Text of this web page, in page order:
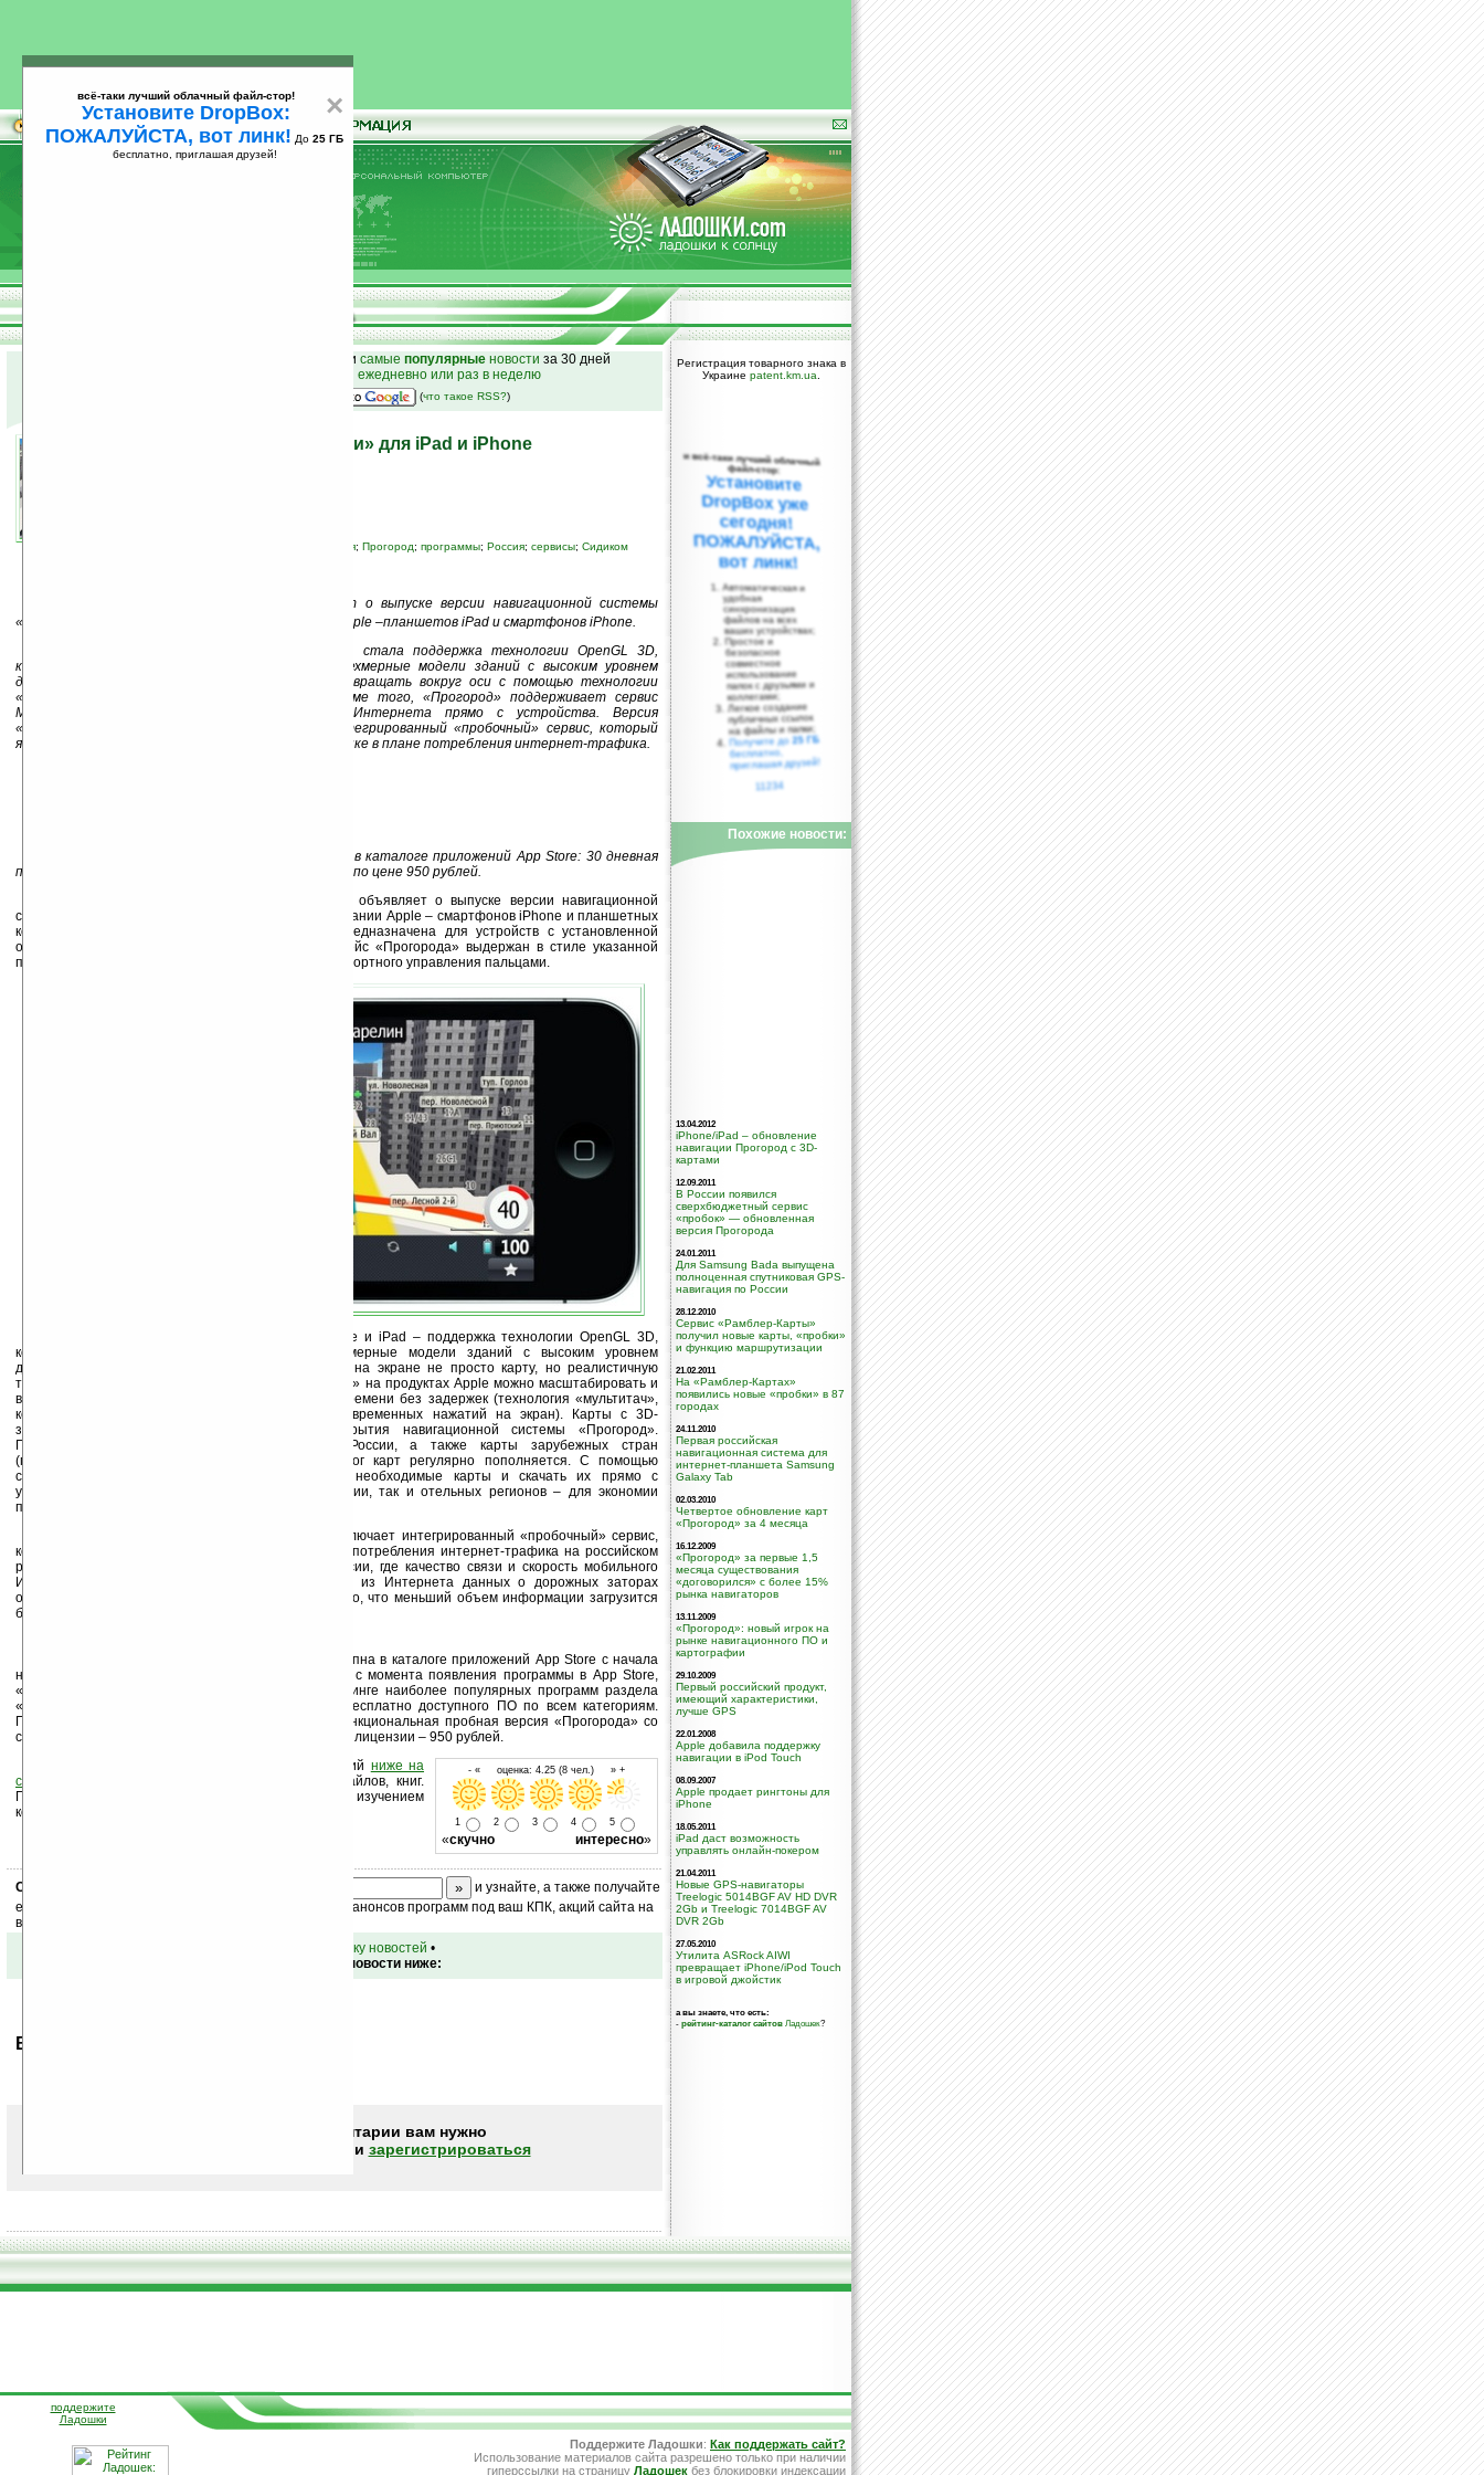
25
и самые популярные новости за 30 дней
на email ежедневно или раз в неделю
(что такое RSS?)
3D-навигация с «пробками» для iPad и iPhone
навигация; Прогород; программы; Россия; сервисы; Сидиком
омпания «Сидиком Навигация» объявляет о выпуске версии навигационной системы
«Прогород» для мобильных устройств компании Apple –планшетов iPad и смартфонов iPhone.
Особенностями новой версии «Прогорода» стала поддержка технологии OpenGL 3D,
которая позволяет отображать на картах трехмерные модели зданий с высоким уровнем
детализации; карты можно масштабировать и вращать вокруг оси с помощью технологии
«мультитач» в режиме реального времени. Кроме того, «Прогород» поддерживает сервис
MapStore, позволяющий скачивать карты из Интернета прямо с устройства. Версия
«Прогорода» для продуктов Apple включает интегрированный «пробочный» сервис, который
является наиболее экономичным на российском рынке в плане потребления интернет-трафика.
«Прогород» для iPhone и iPad уже доступен в каталоге приложений App Store: 30 дневная
полнофункциональная демо-версия и полная версия по цене 950 рублей.
Российская компания «Сидиком Навигация» объявляет о выпуске версии навигационной
системы «Прогород» для мобильных устройств компании Apple – смартфонов iPhone и планшетных
компьютеров iPad. Новая версия «Прогорода» предназначена для устройств с установленной
операционной системой iOS 4.1 и выше. Интерфейс «Прогорода» выдержан в стиле указанной
программной платформы и оптимизирован для комфортного управления пальцами.
Особенность версии «Прогорода» для iPhone и iPad – поддержка технологии OpenGL 3D,
которая позволяет отображать на картах трехмерные модели зданий с высоким уровнем
детализации. Таким образом, пользователь видит на экране не просто карту, но реалистичную
трёхмерную схему местности. 3D-карты «Прогорода» на продуктах Apple можно масштабировать и
вращать с помощью жестов в режиме реального времени без задержек (технология «мультитач»,
которая позволяет обрабатывать несколько одновременных нажатий на экран). Карты с 3D-
зданиями доступны для всей территории покрытия навигационной системы «Прогород».
Пользователям «Прогорода» доступны карты России, а также карты зарубежных стран
(поддерживается стандарт OpenStreetMap). Каталог карт регулярно пополняется. С помощью
сервиса MapStore пользователь может выбрать необходимые карты и скачать их прямо с
устройства. Возможна загрузка как карт всей России, так и отельных регионов – для экономии
памяти.
Версия «Прогорода» для продуктов Apple включает интегрированный «пробочный» сервис,
который является наиболее экономичным в плане потребления интернет-трафика на российском
рынке. В ряде случаев (например, в регионах России, где качество связи и скорость мобильного
Интернета нестабильны) количество загружаемых из Интернета данных о дорожных заторах
оказывает влияние на качество навигации: очевидно, что меньший объем информации загрузится
быстрее.
Версия «Прогорода» для iPhone и iPad доступна в каталоге приложений App Store с начала
ноября 2011 года. За первую неделю, прошедшую с момента появления программы в App Store,
«Прогороду» удалось занять первое место в рейтинге наиболее популярных программ раздела
«Навигация»; программа также попала в Топ-10 бесплатно доступного ПО по всем категориям.
Пользователям предлагается бесплатная полнофункциональная пробная версия «Прогорода» со
сроком действия в 30 дней. Стоимость коммерческой лицензии – 950 рублей.
- « оценка: 4.25 (8 чел.) » +
1 2 3 4 5
«скучно интересно»
Оцените новость и оставьте свой комментарий ниже на
странице
на рассылку новостей, файлов, книг.
Поддержите Ладошки своей посещаемостью, изучением
коммерческой информации, ссылками.
Скоро
и узнайте, а также получайте
ежедневный или еженедельный дайджест новостей, анонсов программ под ваш КПК, акций сайта на
ваш почтовый ящик.
вернуться к списку новостей •
Обсуждение этой новости ниже:
Ваше мнение будет первым.
Чтобы писать комментарии вам нужно
или зарегистрироваться
Регистрация товарного знака в
Украине patent.km.ua
×
всё-таки лучший облачный файл-стор!
Установите DropBox:
ПОЖАЛУЙСТА, вот линк! До 25 ГБ
бесплатно, приглашая друзей!
и всё-таки лучший облачный
файл-стор:
Установите
DropBox уже
сегодня!
ПОЖАЛУЙСТА,
вот линк!
Автоматическая и
удобная
синхронизация
файлов на всех
ваших устройствах;
Простое и
безопасное
совместное
использование
папок с друзьями и
коллегами;
Легкое создание
публичных ссылок
на файлы и папки;
Получите до25 ГБ
бесплатно,
приглашая друзей!
11234
Похожие новости:
13.04.2012
iPhone/iPad – обновление
навигации Прогород с 3D-
картами
12.09.2011
В России появился
сверхбюджетный сервис
«пробок» — обновленная
версия Прогорода
24.01.2011
Для Samsung Bada выпущена
полноценная спутниковая GPS-
навигация по России
28.12.2010
Сервис «Рамблер-Карты»
получил новые карты, «пробки»
и функцию маршрутизации
21.02.2011
На «Рамблер-Картах»
появились новые «пробки» в 87
городах
24.11.2010
Первая российская
навигационная система для
интернет-планшета Samsung
Galaxy Tab
02.03.2010
Четвертое обновление карт
«Прогород» за 4 месяца
16.12.2009
«Прогород» за первые 1,5
месяца существования
«договорился» с более 15%
рынка навигаторов
13.11.2009
«Прогород»: новый игрок на
рынке навигационного ПО и
картографии
29.10.2009
Первый российский продукт,
имеющий характеристики,
лучше GPS
22.01.2008
Apple добавила поддержку
навигации в iPod Touch
08.09.2007
Apple продает рингтоны для
iPhone
18.05.2011
iPad даст возможность
управлять онлайн-покером
21.04.2011
Новые GPS-навигаторы
Treelogic 5014BGF AV HD DVR
2Gb и Treelogic 7014BGF AV
DVR 2Gb
27.05.2010
Утилита ASRock AIWI
превращает iPhone/iPod Touch
в игровой джойстик
а вы знаете, что есть:
- рейтинг-каталог сайтов Ладошек?
поддержите
Ладошки
Поддержите Ладошки: Как поддержать сайт?
Использование материалов сайта разрешено только при наличии
гиперссылки на страницу Ладошек без блокировки индексации